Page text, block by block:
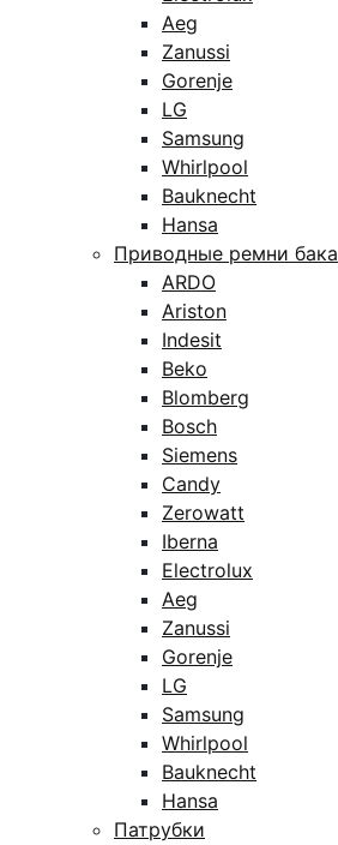
Aeg
Zanussi
Gorenje
LG
Samsung
Whirlpool
Bauknecht
Hansa
Приводные ремни бака
ARDO
Ariston
Indesit
Beko
Blomberg
Bosch
Siemens
Candy
Zerowatt
Iberna
Electrolux
Aeg
Zanussi
Gorenje
LG
Samsung
Whirlpool
Bauknecht
Hansa
Патрубки